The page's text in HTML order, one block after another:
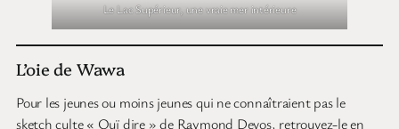
Le Lac Supérieur, une vraie mer intérieure
L’oie de Wawa
Pour les jeunes ou moins jeunes qui ne connaîtraient pas le
sketch culte « Ouï dire » de Raymond Devos, retrouvez-le en